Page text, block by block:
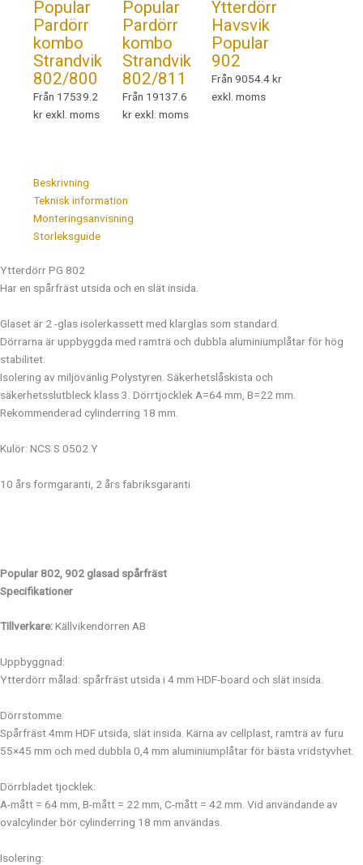
Popular
Pardörr
kombo
Strandvik
802/800
Från 17539.2
kr exkl. moms
Popular
Pardörr
kombo
Strandvik
802/811
Från 19137.6
kr exkl. moms
Ytterdörr
Havsvik
Popular
902
Från 9054.4 kr
exkl. moms
Beskrivning
Teknisk information
Monteringsanvisning
Storleksguide
Ytterdörr PG 802
Har en spårfräst utsida och en slät insida.
Glaset är 2 -glas isolerkassett med klarglas som standard.
Dörrarna är uppbyggda med ramträ och dubbla aluminiumplåtar för hög
stabilitet.
Isolering av miljövänlig Polystyren. Säkerhetslåskista och
säkerhetsslutbleck klass 3. Dörrtjocklek A=64 mm, B=22 mm.
Rekommenderad cylinderring 18 mm.
Kulör: NCS S 0502 Y
10 års formgaranti, 2 års fabriksgaranti
Popular 802, 902 glasad spårfräst
Specifikationer
Tillverkare:Källvikendörren AB
Uppbyggnad:
Ytterdörr målad: spårfräst utsida i 4 mm HDF-board och slät insida.
Dörrstomme:
Spårfräst 4mm HDF utsida, slät insida. Kärna av cellplast, ramträ av furu
55×45 mm och med dubbla 0,4 mm aluminiumplåtar för bästa vridstyvhet.
Dörrbladet tjocklek:
A-mått = 64 mm, B-mått = 22 mm, C-mått = 42 mm. Vid användande av
ovalcylinder bör cylinderring 18 mm användas.
Isolering: